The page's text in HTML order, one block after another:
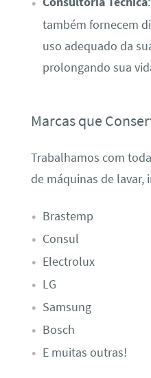
também fornecem
uso adequado da
prolongando sua
Marcas que
Trabalhamos com
de máquinas de lavar,
Brastemp
Consul
Electrolux
LG
Samsung
Bosch
E muitas outras!